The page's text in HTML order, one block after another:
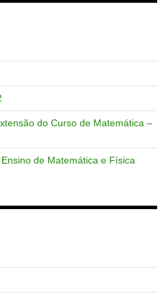
do Curso de Matemática –
de Matemática e Física